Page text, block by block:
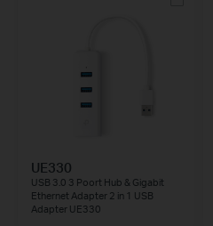
UE330
USB 3.0 3 Poort Hub & Gigabit
Ethernet Adapter 2 in 1 USB
Adapter UE330